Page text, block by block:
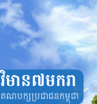
វិមាន៧មករា
គណបក្សប្រជាជនកម្ពុជា